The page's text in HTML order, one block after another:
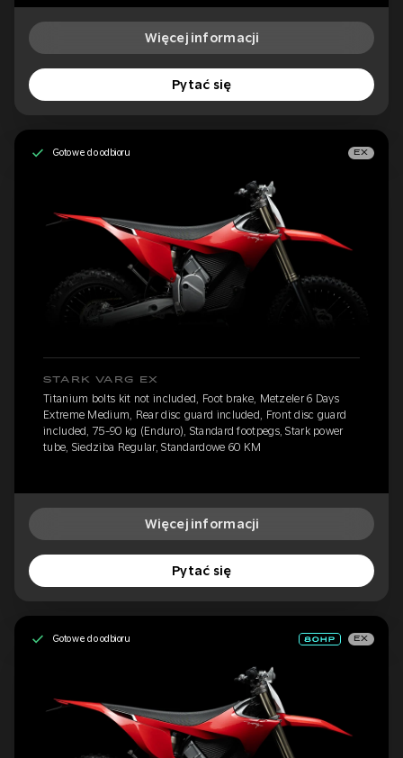
Więcej informacji
Pytać się
Gotowe do odbioru EX
STARK VARG EX
Titanium bolts kit not included, Foot brake, Metzeler 6 Days
Extreme Medium, Rear disc guard included, Front disc guard
included, 75-90 kg (Enduro), Standard footpegs, Stark power
tube, Siedziba Regular, Standardowe 60 KM
Więcej informacji
Pytać się
Gotowe do odbioru EX